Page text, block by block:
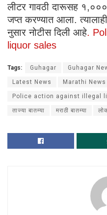
लीटर गावठी दारूसह
जप्त करण्यात आला.
नुसार नोटीस दिली आहे.
liquor sales
Tags: Guhagar Guhagar
Latest News Marathi News
Police action against illegal
ताज्या बातम्या मराठी बातम्या